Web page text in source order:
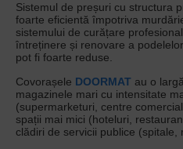
Sistemul de preșuri cu structura
foarte eficientă împotriva
sistemului de curățare profesional
întreținere și renovare a
pot fi foarte reduse.
Covorașele DOORMAT au o
magazinele mari cu intensitate
(supermarketuri, centre
spații mai mici (hoteluri,
clădiri de servicii publice (spitale,